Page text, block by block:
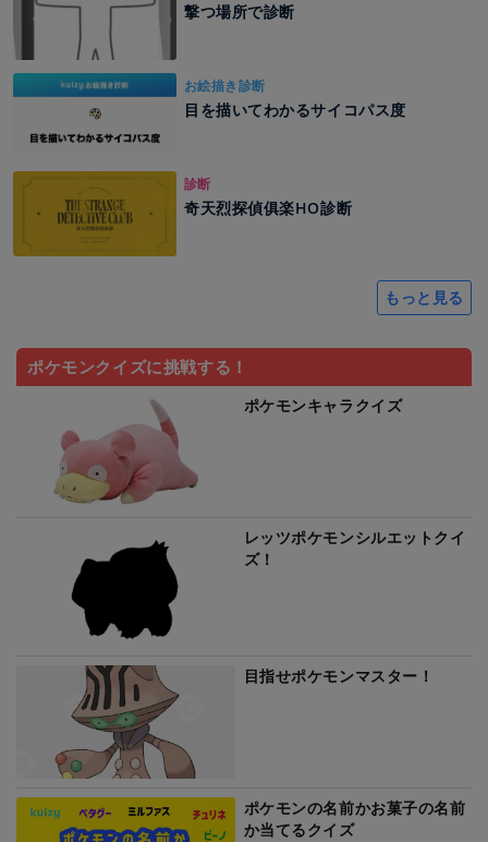
撃つ場所で診断
お絵描き診断
目を描いてわかるサイコパス度
診断
奇天烈探偵俱楽HO診断
もっと見る
ポケモンクイズに挑戦する！
ポケモンキャラクイズ
レッツポケモンシルエットクイ
ズ！
目指せポケモンマスター！
ポケモンの名前かお菓子の名前
か当てるクイズ